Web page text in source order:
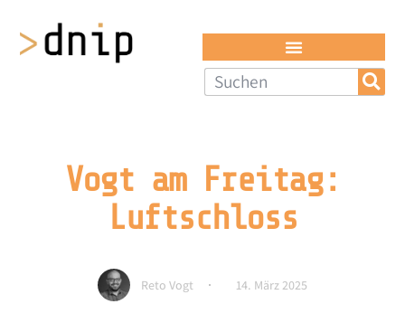
Vogt am Freitag:
Luftschloss
Reto Vogt 14. März 2025